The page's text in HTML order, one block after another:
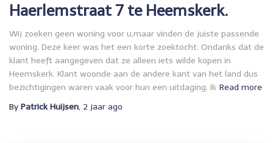
Haerlemstraat 7 te Heemskerk.
Wij zoeken geen woning voor u,maar vinden de juiste passende
woning. Deze keer was het een korte zoektocht. Ondanks dat de
klant heeft aangegeven dat ze alleen iets wilde kopen in
Heemskerk. Klant woonde aan de andere kant van het land dus
bezichtigingen waren vaak voor hun een uitdaging. Ik Read more
By Patrick Huijsen, 2 jaar ago